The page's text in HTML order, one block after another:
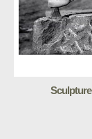
Sculpture